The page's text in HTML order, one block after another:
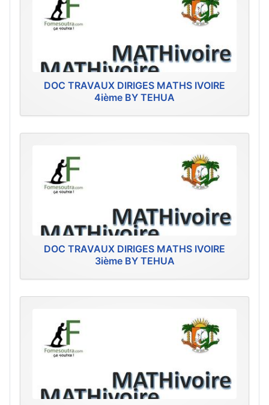
DOC TRAVAUX DIRIGES MATHS IVOIRE
4ième BY TEHUA
DOC TRAVAUX DIRIGES MATHS IVOIRE
3ième BY TEHUA